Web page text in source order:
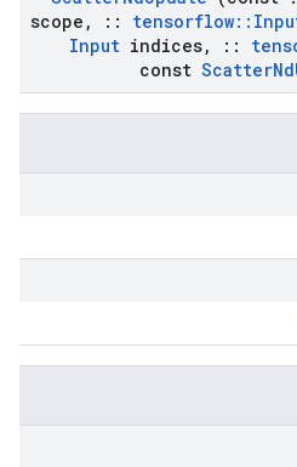
scope , :: tensorflow::
Input indices, ::
const ScatterNd